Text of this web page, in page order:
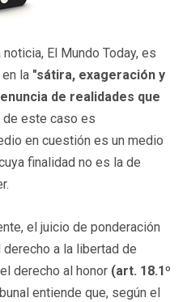
El Mundo Today, es
la "sátira, exageración y
de realidades que
de este caso es
en cuestión es un medio
finalidad no es la de
el juicio de ponderación
a la libertad de
derecho al honor (art. 18.1º
entiende que, según el